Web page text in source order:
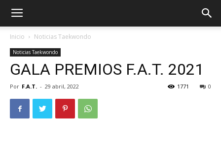
Inicio Noticias Taekwondo
Noticias Taekwondo
GALA PREMIOS F.A.T. 2021
Por F.A.T. - 29 abril, 2022 0
1771